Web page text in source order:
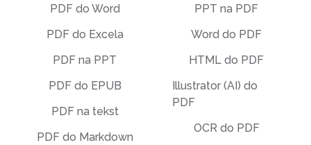
PDF do Word
PDF do Excela
PDF na PPT
PDF do EPUB
PDF na tekst
PDF do Markdown
PPT na PDF
Word do PDF
HTML do PDF
Illustrator (AI) do
PDF
OCR do PDF